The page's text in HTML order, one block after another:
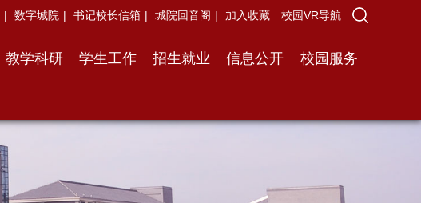
| 数字城院 | 书记校长信箱 | 城院回音阁 | 加入收藏 校园VR导航
教学科研 学生工作 招生就业 信息公开 校园服务